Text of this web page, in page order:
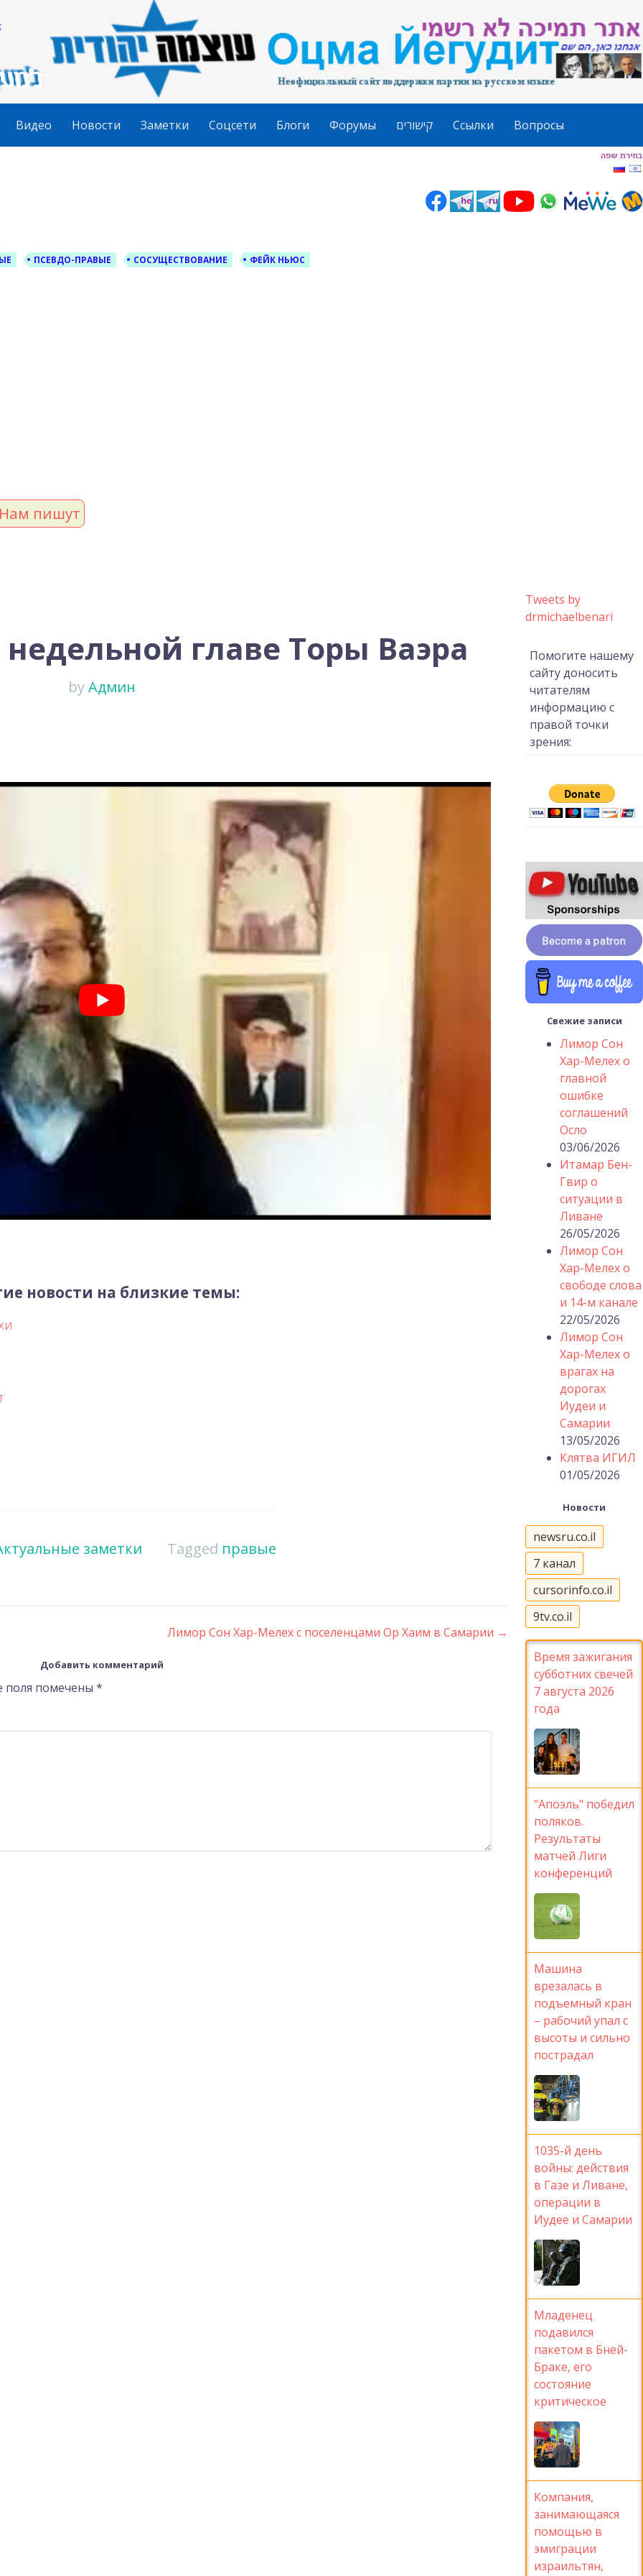
Видео Новости Заметки Соцсети Блоги Форумы קישורים Ссылки Вопросы
ПСЕВДО-ПРАВЫЕ СОСУЩЕСТВОВАНИЕ ФЕЙК НЬЮС
Нам пишут
главе Торы Ваэра
byАдмин
новости на близкие темы:
заметки Tagged правые
Лимор Сон Хар-Мелех с поселенцами Ор Хаим в Самарии →
Добавить комментарий
поля помечены *
Tweets by
drmichaelbenari
Помогите нашему
сайту доносить
читателям
информацию с
правой точки
зрения:
Свежие записи
Лимор Сон
Хар-Мелех о
главной
ошибке
соглашений
Осло
03/06/2026
Итамар Бен-
Гвир о
ситуации в
Ливане
26/05/2026
Лимор Сон
Хар-Мелех о
свободе слова
и 14-м канале
22/05/2026
Лимор Сон
Хар-Мелех о
врагах на
дорогах
Иудеи и
Самарии
13/05/2026
Клятва ИГИЛ
01/05/2026
Новости
newsru.co.il
7 канал
cursorinfo.co.il
9tv.co.il
Время зажигания
субботних свечей
7 августа 2026
года
"Апоэль" победил
поляков.
Результаты
матчей Лиги
конференций
Машина
врезалась в
подъемный кран
– рабочий упал с
высоты и сильно
пострадал
1035-й день
войны: действия
в Газе и Ливане,
операции в
Иудее и Самарии
Младенец
подавился
пакетом в Бней-
Браке, его
состояние
критическое
Компания,
занимающаяся
помощью в
эмиграции
израильтян,